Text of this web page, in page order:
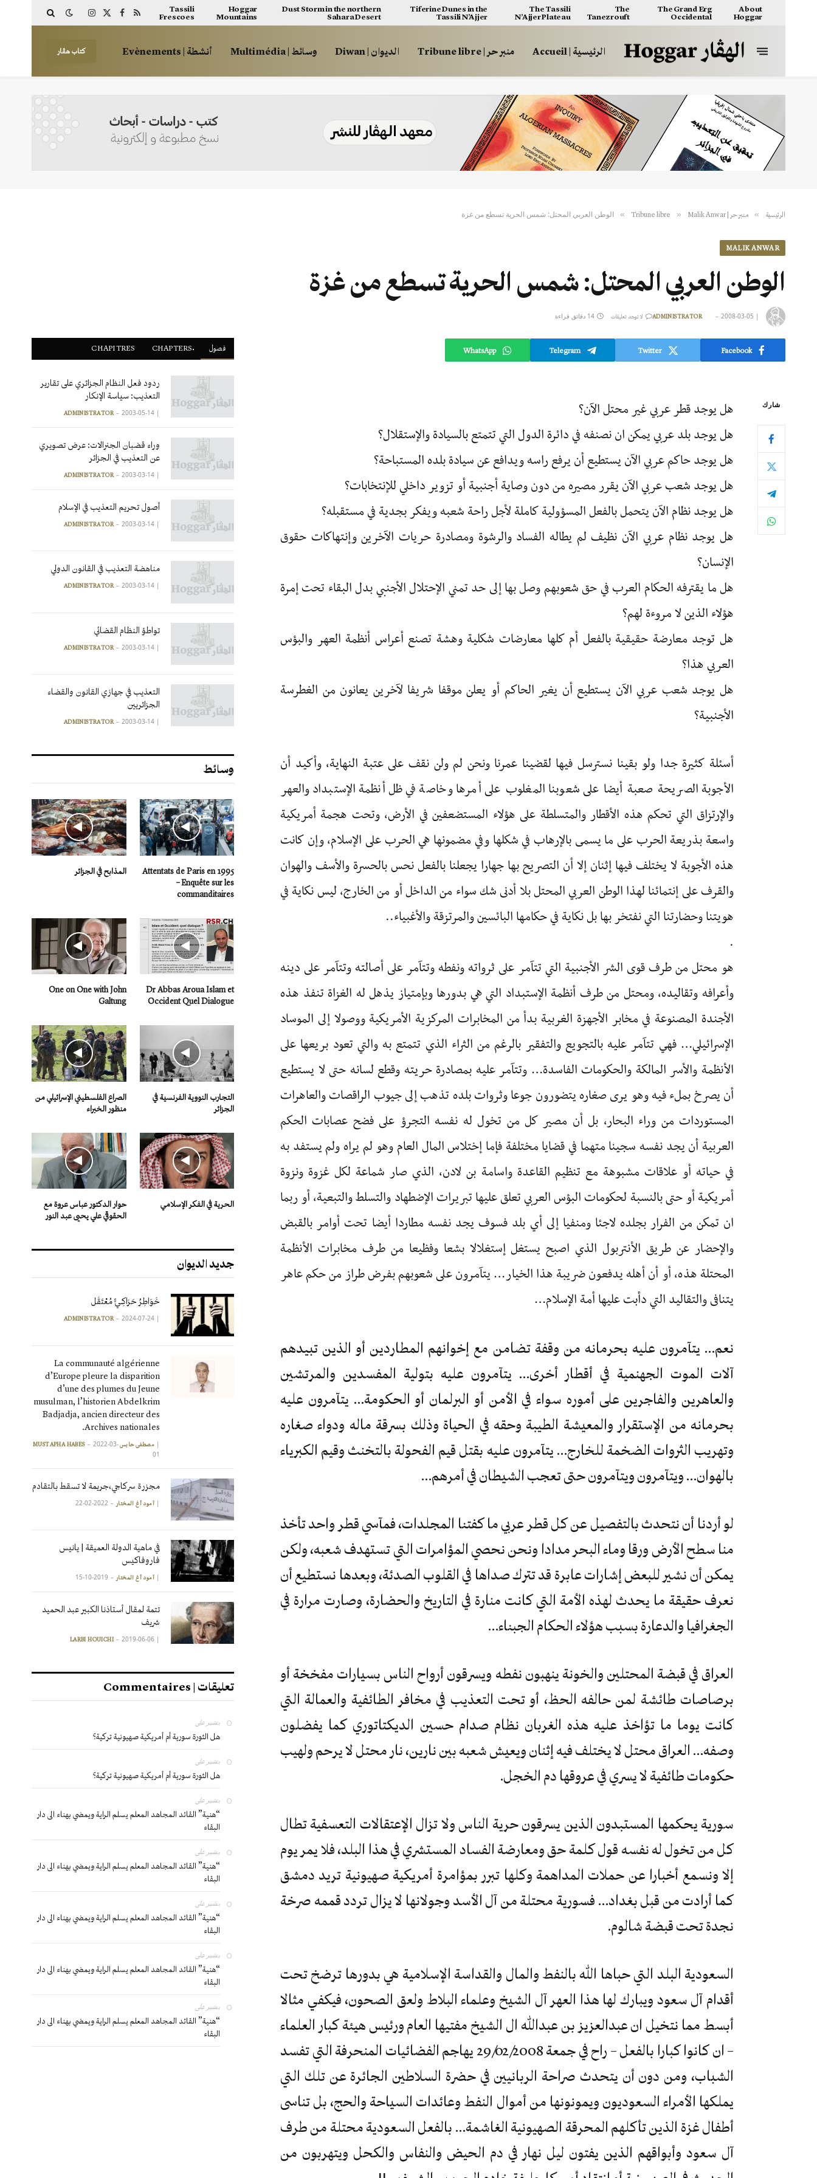
About
Hoggar
The Grand Erg
Occidental
The
Tanezrouft
The Tassili
N’Ajjer Plateau
Tiferine Dunes in the
Tassili N’Ajjer
Dust Storm in the northern
Sahara Desert
Hoggar
Mountains
Tassili
Frescoes
RSS
Facebook
X
Instagram
الرئيسية | Accueil منبر حر | Tribune libre الديوان | Diwan وسائط | Multimédia أنشطة | Evènements كتاب هڤار
الرئيسية » منبر حر | Tribune libre » Malik Anwar
» الوطن العربي المحتل: شمس الحرية تسطع من غزة
MALIK ANWAR
الوطن العربي المحتل: شمس الحرية تسطع من غزة
|
ADMINISTRATOR 2008-03-05 لا توجد تعليقات 14 دقائق قراءة
Facebook
Twitter
Telegram
WhatsApp
شارك
هل يوجد قطر عربي غير محتل الآن؟
هل يوجد بلد عربي يمكن ان نصنفه في دائرة الدول التي تتمتع بالسيادة والإستقلال؟
هل يوجد حاكم عربي الآن يستطيع أن يرفع راسه ويدافع عن سيادة بلده المستباحة؟
هل يوجد شعب عربي الآن يقرر مصيره من دون وصاية أجنبية أو تزوير داخلي للإنتخابات؟
هل يوجد نظام الآن يتحمل بالفعل المسؤولية كاملة لأجل راحة شعبه ويفكر بجدية في مستقبله؟
هل يوجد نظام عربي الآن نظيف لم يطاله الفساد والرشوة ومصادرة حريات الآخرين وإنتهاكات حقوق
الإنسان؟
هل ما يقترفه الحكام العرب في حق شعوبهم وصل بها إلى حد تمني الإحتلال الأجنبي بدل البقاء تحت إمرة
هؤلاء الذين لا مروءة لهم؟
هل توجد معارضة حقيقية بالفعل أم كلها معارضات شكلية وهشة تصنع أعراس أنظمة العهر والبؤس
العربي هذا؟
هل يوجد شعب عربي الآن يستطيع أن يغير الحاكم أو يعلن موقفا شريفا لآخرين يعانون من الغطرسة
الأجنبية؟
أسئلة كثيرة جدا ولو بقينا نسترسل فيها لقضينا عمرنا ونحن لم ولن نقف على عتبة النهاية، وأكيد أن
الأجوبة الصريحة صعبة أيضا على شعوبنا المغلوب على أمرها وخاصة في ظل أنظمة الإستبداد والعهر
والإرتزاق التي تحكم هذه الأقطار والمتسلطة على هؤلاء المستضعفين في الأرض، وتحت هجمة أمريكية
واسعة بذريعة الحرب على ما يسمى بالإرهاب في شكلها وفي مضمونها هي الحرب على الإسلام، وإن كانت
هذه الأجوبة لا يختلف فيها إثنان إلا أن التصريح بها جهارا يجعلنا بالفعل نحس بالحسرة والأسف والهوان
والقرف على إنتمائنا لهذا الوطن العربي المحتل بلا أدنى شك سواء من الداخل أو من الخارج، ليس نكاية في
هويتنا وحضارتنا التي نفتخر بها بل نكاية في حكامها البائسين والمرتزقة والأغبياء..
.
هو محتل من طرف قوى الشر الأجنبية التي تتآمر على ثرواته ونفطه وتتآمر على أصالته وتتآمر على دينه
وأعرافه وتقاليده، ومحتل من طرف أنظمة الإستبداد التي هي بدورها وبإمتياز يذهل له الغزاة تنفذ هذه
الأجندة المصنوعة في مخابر الأجهزة الغربية بدأ من المخابرات المركزية الأمريكية ووصولا إلى الموساد
الإسرائيلي… فهي تتآمر عليه بالتجويع والتفقير بالرغم من الثراء الذي تتمتع به والتي تعود بريعها على
الأنظمة والأسر المالكة والحكومات الفاسدة… وتتآمر عليه بمصادرة حريته وقطع لسانه حتى لا يستطيع
أن يصرخ بملء فيه وهو يرى صغاره يتضورون جوعا وثروات بلده تذهب إلى جيوب الراقصات والعاهرات
المستوردات من وراء البحار، بل أن مصير كل من تخول له نفسه التجرؤ على فضح عصابات الحكم
العربية أن يجد نفسه سجينا متهما في قضايا مختلفة فإما إختلاس المال العام وهو لم يراه ولم يستفد به
في حياته أو علاقات مشبوهة مع تنظيم القاعدة واسامة بن لادن، الذي صار شماعة لكل غزوة ونزوة
أمريكية أو حتى بالنسبة لحكومات البؤس العربي تعلق عليها تبريرات الإضطهاد والتسلط والتبعية، أو ربما
ان تمكن من الفرار بجلده لاجئا ومنفيا إلى أي بلد فسوف يجد نفسه مطاردا أيضا تحت أوامر بالقبض
والإحضار عن طريق الأنتربول الذي اصبح يستغل إستغلالا بشعا وفظيعا من طرف مخابرات الأنظمة
المحتلة هذه، أو أن أهله يدفعون ضريبة هذا الخيار… يتآمرون على شعوبهم بفرض طراز من حكم عاهر
يتنافى والتقاليد التي دأبت عليها أمة الإسلام…
نعم… يتآمرون عليه بحرمانه من وقفة تضامن مع إخوانهم المطاردين أو الذين تبيدهم
آلات الموت الجهنمية في أقطار أخرى… يتآمرون عليه بتولية المفسدين والمرتشين
والعاهرين والفاجرين على أموره سواء في الأمن أو البرلمان أو الحكومة… يتآمرون عليه
بحرمانه من الإستقرار والمعيشة الطيبة وحقه في الحياة وذلك بسرقة ماله ودواء صغاره
وتهريب الثروات الضخمة للخارج… يتآمرون عليه بقتل قيم الفحولة بالتخنث وقيم الكبرياء
بالهوان… ويتآمرون ويتآمرون حتى تعجب الشيطان في أمرهم…
لو أردنا أن نتحدث بالتفصيل عن كل قطر عربي ما كفتنا المجلدات، فمآسي قطر واحد تأخذ
منا سطح الأرض ورقا وماء البحر مدادا ونحن نحصي المؤامرات التي تستهدف شعبه، ولكن
يمكن أن نشير للبعض إشارات عابرة قد تترك صداها في القلوب الصدئة، وبعدها نستطيع أن
نعرف حقيقة ما يحدث لهذه الأمة التي كانت منارة في التاريخ والحضارة، وصارت مرارة في
الجغرافيا والدعارة بسبب هؤلاء الحكام الجبناء…
العراق في قبضة المحتلين والخونة ينهبون نفطه ويسرقون أرواح الناس بسيارات مفخخة أو
برصاصات طائشة لمن حالفه الحظ، أو تحت التعذيب في مخافر الطائفية والعمالة التي
كانت يوما ما تؤاخذ عليه هذه الغربان نظام صدام حسين الديكتاتوري كما يفضلون
وصفه… العراق محتل لا يختلف فيه إثنان ويعيش شعبه بين نارين، نار محتل لا يرحم ولهيب
حكومات طائفية لا يسري في عروقها دم الخجل.
سورية يحكمها المستبدون الذين يسرقون حرية الناس ولا تزال الإعتقالات التعسفية تطال
كل من تخول له نفسه قول كلمة حق ومعارضة الفساد المستشري في هذا البلد، فلا يمر يوم
إلا ونسمع أخبارا عن حملات المداهمة وكلها تبرر بمؤامرة أمريكية صهيونية تريد دمشق
كما أرادت من قبل بغداد… فسورية محتلة من آل الأسد وجولانها لا يزال تردد قممه صرخة
نجدة تحت قبضة شالوم.
السعودية البلد التي حباها الله بالنفط والمال والقداسة الإسلامية هي بدورها ترضخ تحت
أقدام آل سعود ويبارك لها هذا العهر آل الشيخ وعلماء البلاط ولعق الصحون، فيكفي مثالا
أبسط مما نتخيل ان عبدالعزيز بن عبدالله ال الشيخ مفتيها العام ورئيس هيئة كبار العلماء
– ان كانوا كبارا بالفعل – راح في جمعة 29/02/2008 يهاجم الفضائيات المنحرفة التي تفسد
الشباب، ومن دون أن يتحدث صراحة الربانيين في حضرة السلاطين الجائرة عن تلك التي
يملكها الأمراء السعوديون ويمونونها من أموال النفط وعائدات السياحة والحج، بل تناسى
أطفال غزة الذين تأكلهم المحرقة الصهيونية الغاشمة… بالفعل السعودية محتلة من طرف
آل سعود وأبواقهم الذين يفتون ليل نهار في دم الحيض والنفاس والكحل ويتهربون من
فصول CHAPITRES
ردود فعل النظام الجزائري على تقارير
التعذيب: سياسة الإنكار
|
ADMINISTRATOR 2003-05-14
وراء قضبان الجنرالات: عرض تصويري
عن التعذيب في الجزائر
|
ADMINISTRATOR 2003-03-14
أصول تحريم التعذيب في الإسلام
|
ADMINISTRATOR 2003-03-14
مناهضة التعذيب في القانون الدولي
|
ADMINISTRATOR 2003-03-14
تواطؤ النظام القضائي
|
ADMINISTRATOR 2003-03-14
التعذيب في جهازي القانون والقضاء
الجزائريين
|
ADMINISTRATOR 2003-03-14
وسائط
Attentats de Paris en 1995
– Enquête sur les
commanditaires
المذابح في الجزائر
Dr Abbas Aroua Islam et
Occident Quel Dialogue
One on One with John
Galtung
التجارب النووية الفرنسية في
الجزائر
الصراع الفلسطيني الإسرائيلي من
منظور الخبراء
الحرية في الفكر الإسلامي
حوار الدكتور عباس عروة مع
الحقوقي علي يحيى عبد النور
جديد الديوان
خَوَاطِرُ حَرَاكِـيٍّ مُعْتَقَل
|
ADMINISTRATOR 2024-07-24
La communauté algérienne
d’Europe pleure la disparition
d’une des plumes du Jeune
musulman, l’historien Abdelkrim
Badjadja, ancien directeur des
Archives nationales.
| مصطفى حابس MUSTAPHA HABES2022-03-
01
مجزرة سركاجي،جريمة لا تسقط بالتقادم
| آمود أغ المختار 2022-02-22
في ماهية الدولة العميقة | يانيس
فاروفاكيس
| آمود أغ المختار 2019-10-15
تتمة لمقال أستاذنا الكبير عبد الحميد
شريف
|
LARBI HOUICHI 2019-06-06
تعليقات | Commentaires
بشير على
هل الثورة سورية أم أمريكية صهيونية تركية؟
بشير على
هل الثورة سورية أم أمريكية صهيونية تركية؟
بشير على
“هنية” القائد المجاهد المعلم يسلم الراية ويمضي بهناء الى دار
البقاء
بشير على
“هنية” القائد المجاهد المعلم يسلم الراية ويمضي بهناء الى دار
البقاء
بشير على
“هنية” القائد المجاهد المعلم يسلم الراية ويمضي بهناء الى دار
البقاء
بشير على
“هنية” القائد المجاهد المعلم يسلم الراية ويمضي بهناء الى دار
البقاء
بشير على
“هنية” القائد المجاهد المعلم يسلم الراية ويمضي بهناء الى دار
البقاء